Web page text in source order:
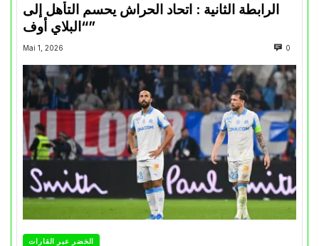
الرابطة الثانية : اتحاد الحراش يحسم التأهل إلى
“البلاي أوف”
Mai 1, 2026 0
الخضر عبر القارات